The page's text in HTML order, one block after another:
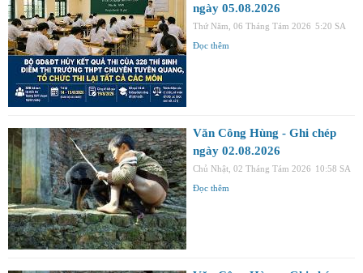
ngày 05.08.2026
Thứ Năm, 06 Tháng Tám 2026 5:20 SA
Đọc thêm
Văn Công Hùng - Ghi chép
ngày 02.08.2026
Chủ Nhật, 02 Tháng Tám 2026 10:58 SA
Đọc thêm